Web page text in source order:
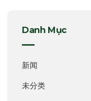
Danh Mục
新闻
未分类